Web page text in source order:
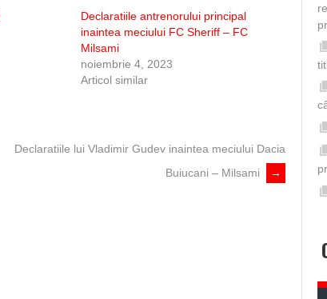
Declaratiile antrenorului principal
inaintea meciului FC Sheriff – FC
Milsami
noiembrie 4, 2023
Articol similar
Declaratiile lui Vladimir Gudev inaintea meciului Dacia
Buiucani – Milsami
→